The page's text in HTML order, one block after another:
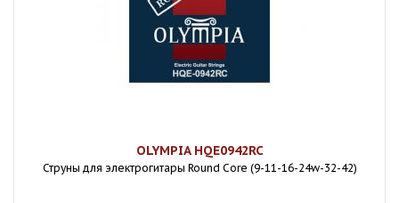
OLYMPIA HQE0942RC
Струны для электрогитары Round Core (9-11-16-24w-32-42)